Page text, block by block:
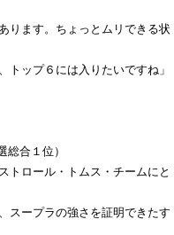
ります。ちょっとムリできる状
トップ６には入りたいですね」
合１位）
トロール・トムス・チームにと
スープラの強さを証明できたす